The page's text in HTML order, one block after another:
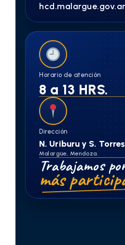
hcd.malargue.gov.ar
Horario de atención
8 a 13 HRS.
Dirección
N. Uriburu y S. Torres
Malargüe, Mendoza.
Trabajamos
más